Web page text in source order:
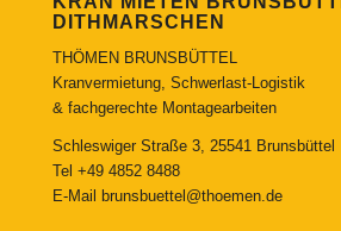
DITHMARSCHEN
THÖMEN BRUNSBÜTTEL
Kranvermietung, Schwerlast-Logistik
& fachgerechte Montagearbeiten
Schleswiger Straße 3, 25541 Brunsbüttel
Tel +49 4852 8488
E-Mail
brunsbuettel@thoemen.de